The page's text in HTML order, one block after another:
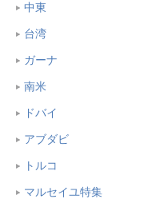
中東
台湾
ガーナ
南米
ドバイ
アブダビ
トルコ
マルセイユ特集